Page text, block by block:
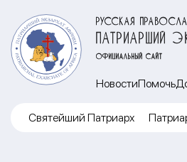
РУССКАЯ
ПАТРИАРШИЙ
ОФИЦИАЛЬНЫЙ САЙТ
НовостиПомочь
Cвятейший Патриарх